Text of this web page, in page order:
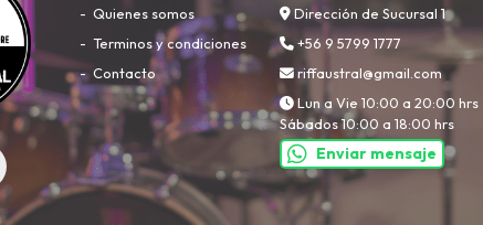
Quienes somos
Terminos y condiciones
Contacto
Dirección de Sucursal 1
+56 9 5799 1777
riffaustral@gmail.com
Lun a Vie 10:00 a 20:00 hrs
Sábados 10:00 a 18:00 hrs
Enviar mensaje